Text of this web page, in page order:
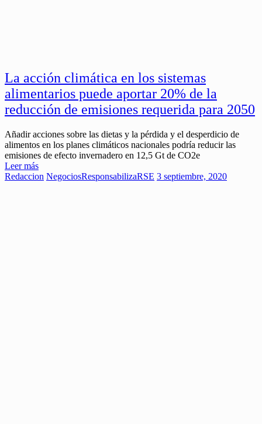
La acción climática en los sistemas
alimentarios puede aportar 20% de la
reducción de emisiones requerida para 2050
Añadir acciones sobre las dietas y la pérdida y el desperdicio de
alimentos en los planes climáticos nacionales podría reducir las
emisiones de efecto invernadero en 12,5 Gt de CO2e
Leer más
Redaccion NegociosResponsabilizaRSE 3 septiembre, 2020